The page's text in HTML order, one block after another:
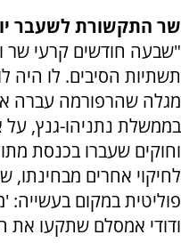
שר התקשורת לשעבר
"שבעה חודשים קרעי שר
תשתיות הסיבים. לו היה
מגלה שהרפורמה עברה
בממשלת נתניהו-גנץ,
וחוקים שעברו בכנסת
לחיקוי אחרים
פוליטית במקום בעשייה:
ודודי אמסלם שתקעו את